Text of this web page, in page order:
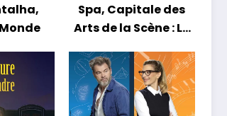
Spa, Capitale des
Arts de la Scène : Le
est Lancé !